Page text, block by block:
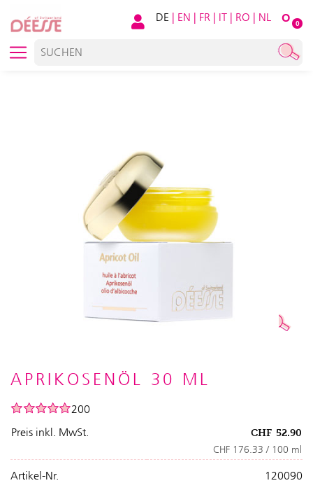
O 0
DE | EN | FR | IT | RO | NL
APRIKOSENÖL 30 ML
200
Preis inkl. MwSt.
CHF 52.90
CHF 176.33 / 100 ml
Artikel-Nr.
120090